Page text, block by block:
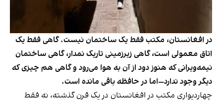
در افغانستان، مکتب فقط یک ساختمان نیست. گاهی فقط یک
اتاق معمولی است، گاهی زیرزمینی تاریک نمدار، گاهی ساختمان
نیمه‌ویرانی که هنوز دود از آن به هوا می‌رود و گاهی هم چیزی که
دیگر وجود ندارد—اما در حافظه باقی مانده است.
چهاردیواری مکتب در افغانستان در یک قرن گذشته، نه فقط